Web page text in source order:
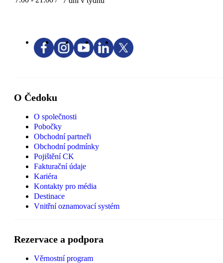
O Čedoku
O společnosti
Pobočky
Obchodní partneři
Obchodní podmínky
Pojištění CK
Fakturační údaje
Kariéra
Kontakty pro média
Destinace
Vnitřní oznamovací systém
Rezervace a podpora
Věrnostní program